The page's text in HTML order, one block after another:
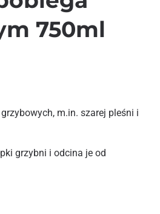
750ml
m.in. szarej pleśni i
grzybni i odcina je od